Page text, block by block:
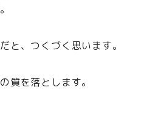
と、つくづく思います。
質を落とします。